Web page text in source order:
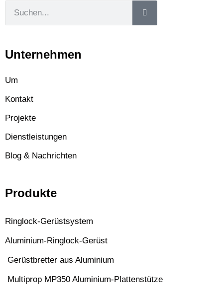
Unternehmen
Um
Kontakt
Projekte
Dienstleistungen
Blog & Nachrichten
Produkte
Ringlock-Gerüstsystem
Aluminium-Ringlock-Gerüst
Gerüstbretter aus Aluminium
Multiprop MP350 Aluminium-Plattenstütze